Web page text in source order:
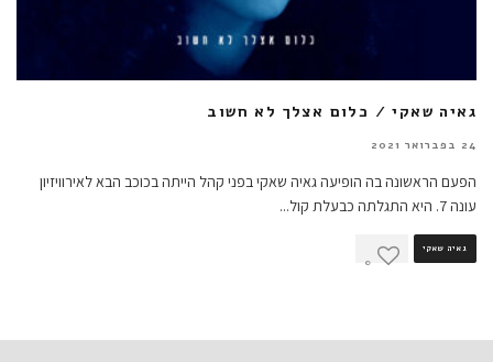
גאיה שאקי / כלום אצלך לא חשוב
24 בפברואר 2021
הפעם הראשונה בה הופיעה גאיה שאקי בפני קהל הייתה בכוכב הבא לאירוויזיון
עונה 7. היא התגלתה כבעלת קול
...
גאיה שאקי
0